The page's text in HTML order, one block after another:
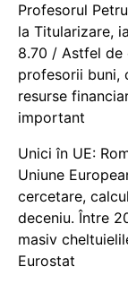
Profesorul
la Titularizare,
8.70 / Astfel de
profesorii buni,
resurse
important
Unici în UE:
Uniune
cercetare,
deceniu. Între
masiv
Eurostat